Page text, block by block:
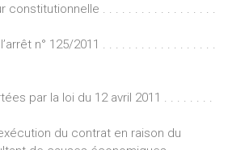
constitutionnelle . . . . . . . . . . . . . . . . . .
n° 125/2011 . . . . . . . . . . . . . . . . . .
par la loi du 12 avril 2011 . . . . . . . .
du contrat en raison du